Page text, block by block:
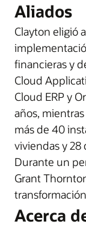
Aliados
Clayton eligió a
financieras y
Cloud
Cloud ERP y
años,
más de 40
viviendas y 28
Durante un
Grant
Acerca